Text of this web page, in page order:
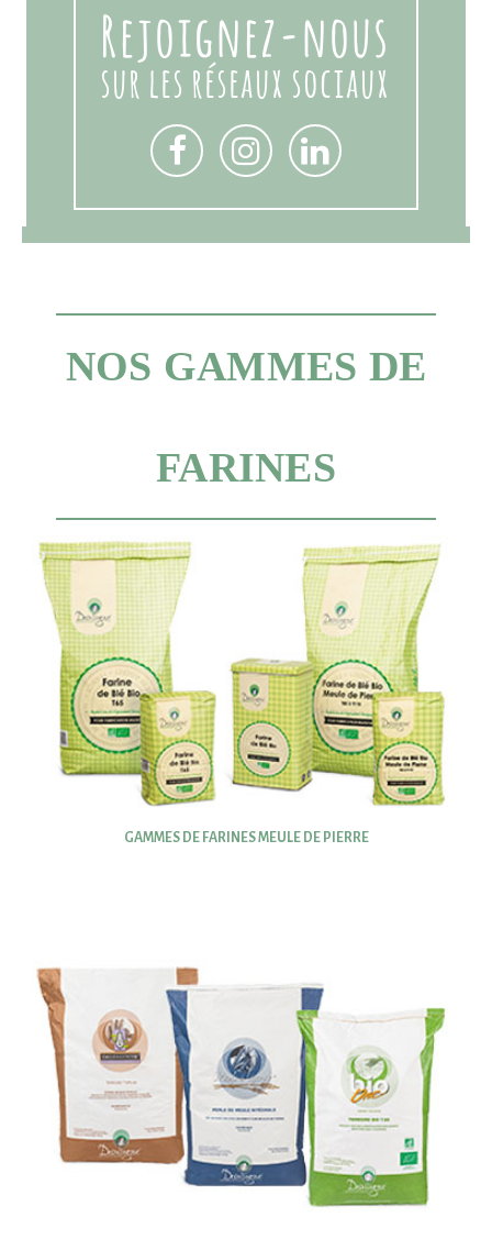
Rejoignez-nous
sur les réseaux sociaux
NOS GAMMES DE
FARINES
GAMMES DE FARINES MEULE DE PIERRE